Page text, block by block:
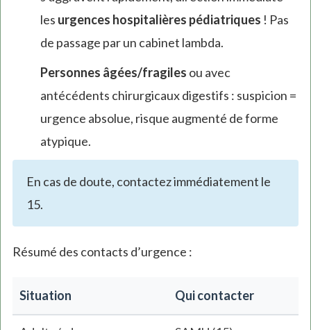
les urgences hospitalières pédiatriques ! Pas
de passage par un cabinet lambda.
Personnes âgées/fragiles ou avec
antécédents chirurgicaux digestifs : suspicion =
urgence absolue, risque augmenté de forme
atypique.
En cas de doute, contactez immédiatement le
15.
Résumé des contacts d’urgence :
Situation Qui contacter